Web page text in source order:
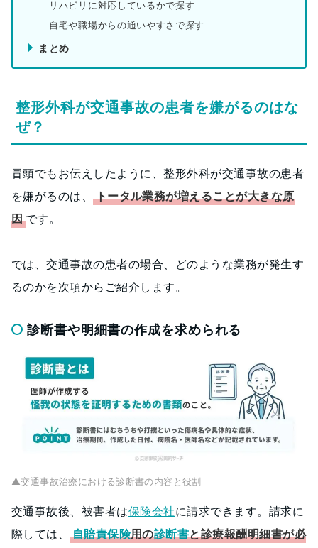
リハビリに対応しているかで探す
自宅や職場からの通いやすさで探す
まとめ
整形外科が交通事故の患者を嫌がるのはな
ぜ？
冒頭でもお伝えしたように、整形外科が交通事故の患者
を嫌がるのは、トータル業務が増えることが大きな原
因です。
では、交通事故の患者の場合、どのような業務が発生す
るのかを次項からご紹介します。
診断書や明細書の作成を求められる
▲交通事故治療における診断書の内容と役割
交通事故後、被害者は保険会社に請求できます。請求に
際しては、自賠責保険用の診断書と診療報酬明細書が必